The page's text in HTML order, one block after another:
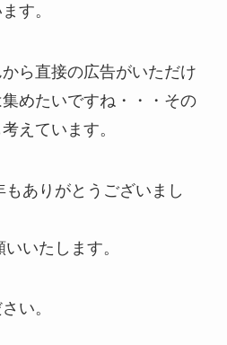
す。
ら直接の広告がいただけ
めたいですね・・・その
えています。
ありがとうございまし
いたします。
い。